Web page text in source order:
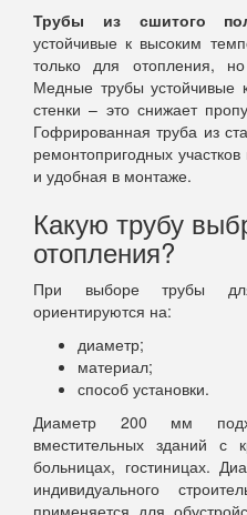
Трубы из сшитого
устойчивые к высоким
только для отопления,
Медные трубы устойчивые
стенки – это снижает
Гофрированная труба из
ремонтопригодных
и удобная в монтаже.
Какую трубу
отопления?
При выборе трубы
ориентируются на:
диаметр;
материал;
способ установки.
Диаметр 200 мм
вместительных зданий
больницах, гостиницах.
индивидуального